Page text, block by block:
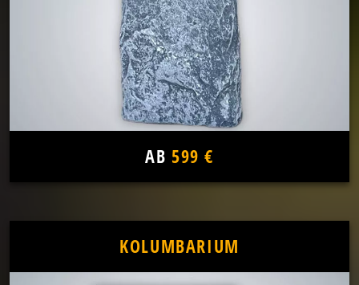
AB 599 €
KOLUMBARIUM